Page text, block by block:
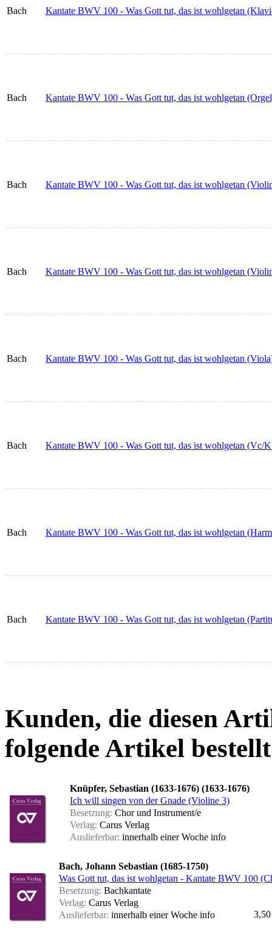
Bach Kantate BWV 100 - Was Gott tut, das ist wohlgetan
Bach Kantate BWV 100 - Was Gott tut, das ist wohlgetan
Bach Kantate BWV 100 - Was Gott tut, das ist wohlgetan
Bach Kantate BWV 100 - Was Gott tut, das ist wohlgetan
Bach Kantate BWV 100 - Was Gott tut, das ist wohlgetan
Bach Kantate BWV 100 - Was Gott tut, das ist wohlgetan (Vc/
Bach Kantate BWV 100 - Was Gott tut, das ist wohlgetan
Bach Kantate BWV 100 - Was Gott tut, das ist wohlgetan
Kunden, die diesen
folgende Artikel
Knüpfer, Sebastian (1633-1676) (1633-1676)
Ich will singen von der Gnade (Violine 3)
Besetzung: Chor und Instrument/e
Verlag: Carus Verlag
Auslieferbar: innerhalb einer Woche info
Bach, Johann Sebastian (1685-1750)
Was Gott tut, das ist wohlgetan - Kantate BWV 100
Besetzung: Bachkantate
Verlag: Carus Verlag
Auslieferbar: innerhalb einer Woche info